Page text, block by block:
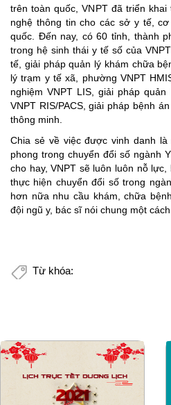
trên toàn quốc, VNPT đã triển
nghệ thông tin cho các sở y tế,
quốc. Đến nay, có 60 tỉnh, thành
trong hệ sinh thái y tế số của
tế, giải pháp quản lý khám chữa
lý trạm y tế xã, phường VNPT
nghiệm VNPT LIS, giải pháp
VNPT RIS/PACS, giải pháp bệnh
thông minh.
Chia sẻ về việc được vinh danh
phong trong chuyển đổi số ngành
cho hay, VNPT sẽ luôn luôn nỗ
thực hiện chuyển đổi số trong
hơn nữa nhu cầu khám, chữa
đội ngũ y, bác sĩ nói chung một
Từ khóa: